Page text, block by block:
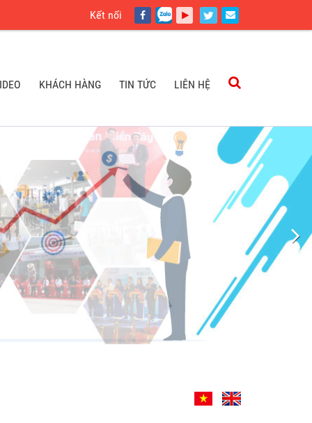
Kết nối
KHÁCH HÀNG
KHÁCH HÀNG
TIN TỨC
TIN TỨC
LIÊN HỆ
LIÊN HỆ